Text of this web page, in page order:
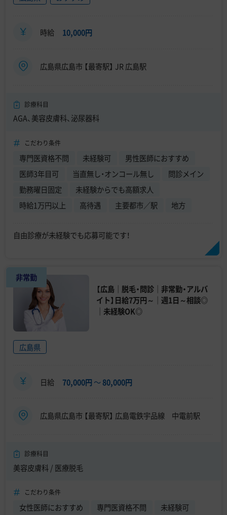
時給 10,000円
広島県広島市 【最寄駅】 JR 広島駅
診療科目
AGA、美容皮膚科、泌尿器科
こだわり条件
専門医資格不問 未経験可
男性医師におすすめ
医師3年目可
当直無し・オンコール無し
問診メイン
勤務曜日固定
未経験からでも高額求人
時給1万円以上
高待遇 主要都市／駅 地方
自由診療が未経験でも応募可能です！
非常勤
【広島｜脱毛・問診｜非常勤・アルバ
イト】日給7万円～｜週1日～相談◎
｜未経験OK◎
広島県
日給 70,000円 〜80,000円
広島県広島市 【最寄駅】 広島電鉄宇品線 中電前駅
診療科目
美容皮膚科 / 医療脱毛
こだわり条件
女性医師におすすめ 専門医資格不問
未経験可